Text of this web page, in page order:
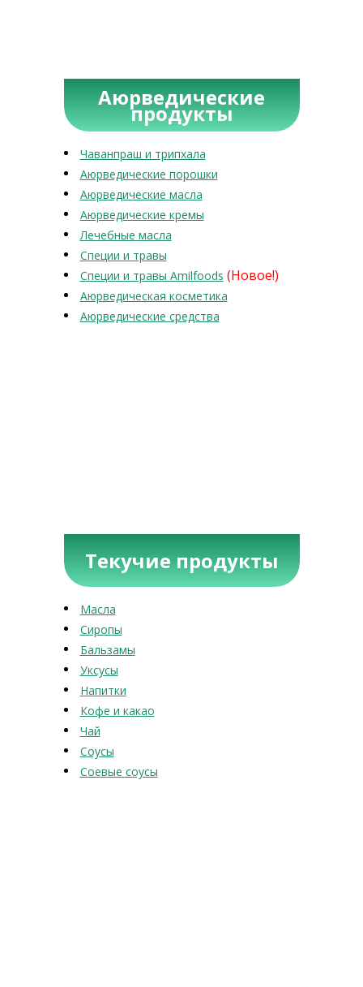
Аюрведические
продукты
Чаванпраш и трипхала
Аюрведические порошки
Аюрведические масла
Аюрведические кремы
Лечебные масла
Специи и травы
Специи и травы Amilfoods (Новое!)
Аюрведическая косметика
Аюрведические средства
Текучие продукты
Масла
Сиропы
Бальзамы
Уксусы
Напитки
Кофе и какао
Чай
Соусы
Соевые соусы